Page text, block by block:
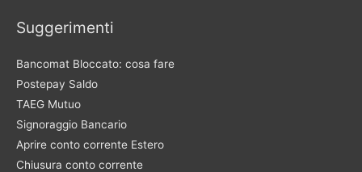
Suggerimenti
Bancomat Bloccato: cosa fare
Postepay Saldo
TAEG Mutuo
Signoraggio Bancario
Aprire conto corrente Estero
Chiusura conto corrente